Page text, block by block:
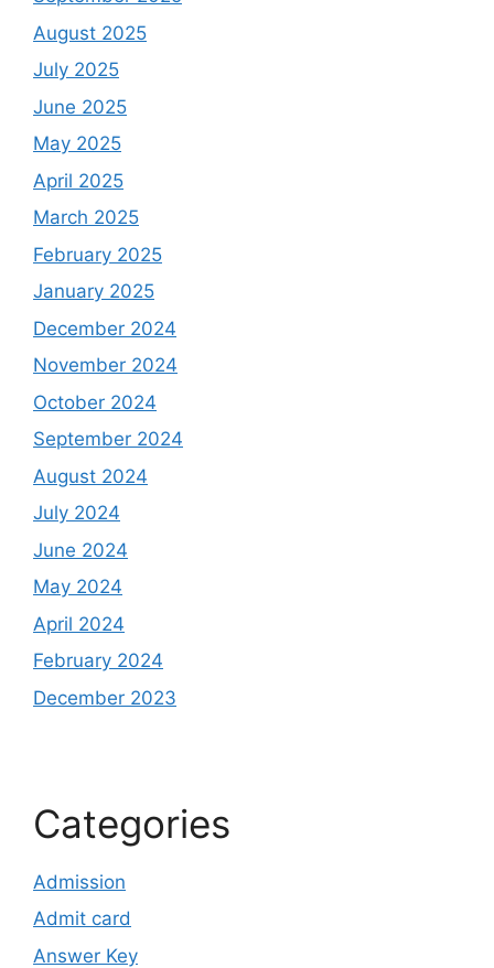
August 2025
July 2025
June 2025
May 2025
April 2025
March 2025
February 2025
January 2025
December 2024
November 2024
October 2024
September 2024
August 2024
July 2024
June 2024
May 2024
April 2024
February 2024
December 2023
Categories
Admission
Admit card
Answer Key